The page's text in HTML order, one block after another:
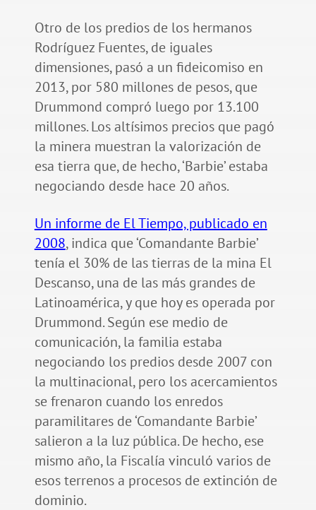
Otro de los predios de los hermanos
Rodríguez Fuentes, de iguales
dimensiones, pasó a un fideicomiso en
2013, por 580 millones de pesos, que
Drummond compró luego por 13.100
millones. Los altísimos precios que pagó
la minera muestran la valorización de
esa tierra que, de hecho, ‘Barbie’ estaba
negociando desde hace 20 años.
Un informe de El Tiempo, publicado en
2008, indica que ‘Comandante Barbie’
tenía el 30% de las tierras de la mina El
Descanso, una de las más grandes de
Latinoamérica, y que hoy es operada por
Drummond. Según ese medio de
comunicación, la familia estaba
negociando los predios desde 2007 con
la multinacional, pero los acercamientos
se frenaron cuando los enredos
paramilitares de ‘Comandante Barbie’
salieron a la luz pública. De hecho, ese
mismo año, la Fiscalía vinculó varios de
esos terrenos a procesos de extinción de
dominio.